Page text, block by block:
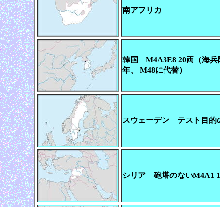
南アフリカ
韓国 M4A3E8 20両（海兵
年、 M48に代替）
スウェーデン テスト目的
シリア 砲塔のないM4A1